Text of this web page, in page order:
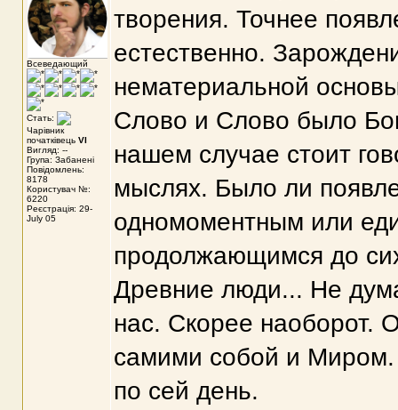
Всеведающий
Стать:
Чарівник
початківець VI
Вигляд: --
Група: Забанені
Повідомлень:
8178
Користувач №:
6220
Реєстрація: 29-
July 05
творения. Точнее
естественно.
нематериальной
Слово и Слово было
нашем случае стоит
мыслях. Было ли
одномоментным или
продолжающимся до
Древние люди... Не
нас. Скорее наоборот.
самими собой и Миром.
по сей день.